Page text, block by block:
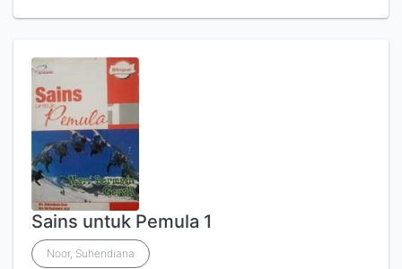
Sains untuk Pemula 1
Noor, Suhendiana